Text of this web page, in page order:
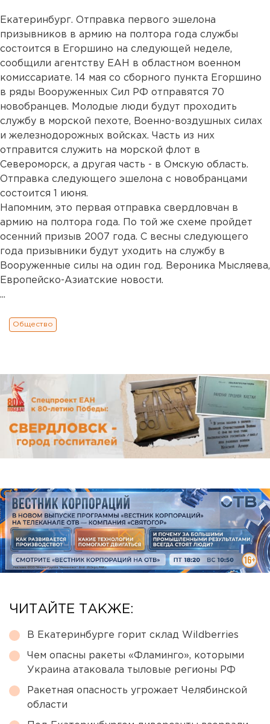
Екатеринбург. Отправка первого эшелона
призывников в армию на полтора года службы
состоится в Егоршино на следующей неделе,
сообщили агентству ЕАН в областном военном
комиссариате. 14 мая со сборного пункта Егоршино
в ряды Вооруженных Сил РФ отправятся 70
новобранцев. Молодые люди будут проходить
службу в морской пехоте, Военно-воздушных силах
и железнодорожных войсках. Часть из них
отправится служить на морской флот в
Североморск, а другая часть - в Омскую область.
Отправка следующего эшелона с новобранцами
состоится 1 июня.
Напомним, это первая отправка свердловчан в
армию на полтора года. По той же схеме пройдет
осенний призыв 2007 года. С весны следующего
года призывники будут уходить на службу в
Вооруженные силы на один год. Вероника Мысляева,
Европейско-Азиатские новости.
...
Общество
ЧИТАЙТЕ ТАКЖЕ:
В Екатеринбурге горит склад Wildberries
Чем опасны ракеты «Фламинго», которыми
Украина атаковала тыловые регионы РФ
Ракетная опасность угрожает Челябинской
области